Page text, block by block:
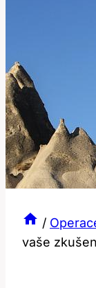
/
vaše